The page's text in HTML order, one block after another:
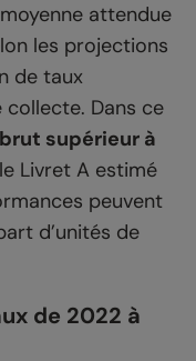
attendue
les projections
de taux
Dans ce
supérieur à
Livret A estimé
peuvent
d’unités de
de 2022 à